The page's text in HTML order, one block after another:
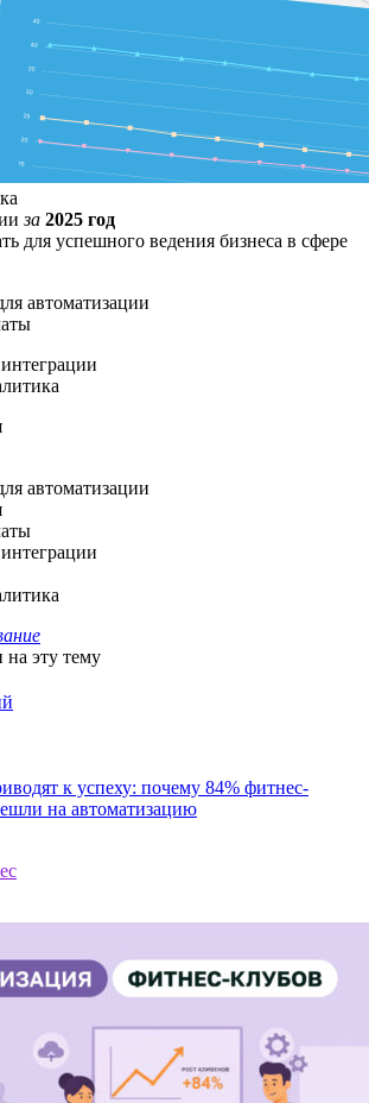
за 2025 год
для успешного ведения бизнеса в сфере
автоматизации
автоматизации
на эту тему
к успеху: почему 84% фитнес-
на автоматизацию